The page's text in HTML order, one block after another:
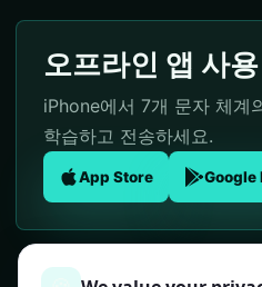
오프라인 앱 사용
iPhone에서 7개 문자 체계
학습하고 전송하세요.
App Store Google